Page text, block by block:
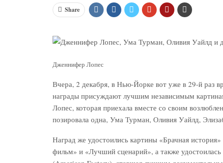
Share
Дженнифер Лопес
Вчера, 2 декабря, в Нью-Йорке вот уже в 29-й раз
награды присуждают лучшим независимым
Лопес, которая приехала вместе со своим
позировала одна, Ума Турман, Оливия Уайлд,
Наград же удостоились картины «Брачная
фильм» и «Лучший сценарий», а также